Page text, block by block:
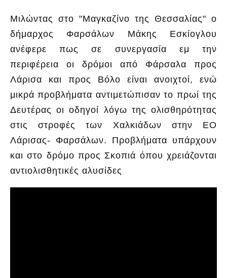
Μιλώντας στο "Μαγκαζίνο της Θεσσαλίας" ο
δήμαρχος Φαρσάλων Μάκης Εσκίογλου
ανέφερε πως σε συνεργασία εμ την
περιφέρεια οι δρόμοι από Φάρσαλα προς
Λάρισα και προς Βόλο είναι ανοιχτοί, ενώ
μικρά προβλήματα αντιμετώπισαν το πρωί της
Δευτέρας οι οδηγοί λόγω της ολισθηρότητας
στις στροφές των Χαλκιάδων στην ΕΟ
Λάρισας- Φαρσάλων. Προβλήματα υπάρχουν
και στο δρόμο προς Σκοπιά όπου χρειάζονται
αντιολισθητικές αλυσίδες